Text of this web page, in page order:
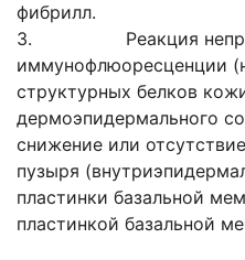
фибрилл.
3. Реакция
иммунофлюоресценции
структурных белков
дермоэпидермального
снижение или
пузыря
пластинки базальной
пластинкой базальной